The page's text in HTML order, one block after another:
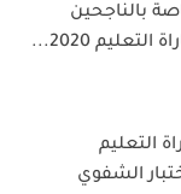
بالناجحين
2020...
التعليم
الاختبار الشفوي